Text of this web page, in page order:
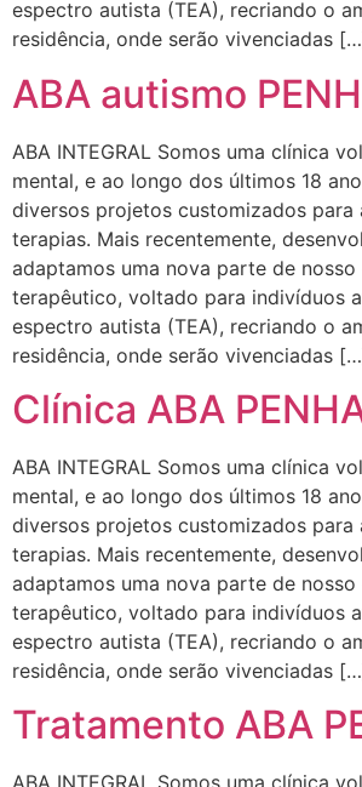
espectro autista (TEA), recriando o
residência, onde serão vivenciadas
ABA autismo
ABA INTEGRAL Somos uma clínica
mental, e ao longo dos últimos 18
diversos projetos customizados para
terapias. Mais recentemente,
adaptamos uma nova parte de nosso
terapêutico, voltado para indivíduos
espectro autista (TEA), recriando o
residência, onde serão vivenciadas
Clínica ABA
ABA INTEGRAL Somos uma clínica
mental, e ao longo dos últimos 18
diversos projetos customizados para
terapias. Mais recentemente,
adaptamos uma nova parte de nosso
terapêutico, voltado para indivíduos
espectro autista (TEA), recriando o
residência, onde serão vivenciadas
Tratamento ABA